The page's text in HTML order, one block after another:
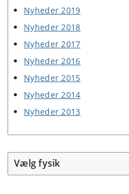
Nyheder 2019
Nyheder 2018
Nyheder 2017
Nyheder 2016
Nyheder 2015
Nyheder 2014
Nyheder 2013
Vælg fysik